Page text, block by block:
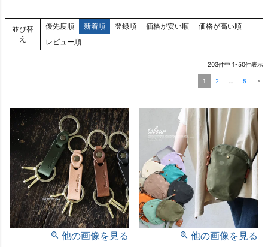
並び替
え
優先度順 新着順 登録順 価格が安い順
価格が高い順
レビュー順
203件中 1-50件表示
1 2 … 5
他の画像を見る 他の画像を見る